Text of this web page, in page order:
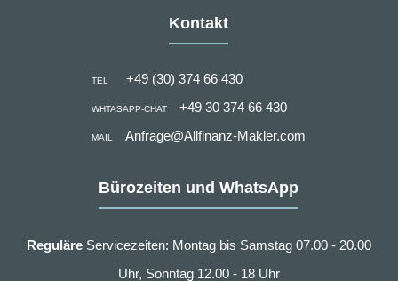
Kontakt
TEL +49 (30) 374 66 430
WHTASAPP-CHAT +49 30 374 66 430
MAIL Anfrage@Allfinanz-Makler.com
Bürozeiten und WhatsApp
ReguläreServicezeiten: Montag bis Samstag 07.00 - 20.00
Uhr, Sonntag 12.00 - 18 Uhr